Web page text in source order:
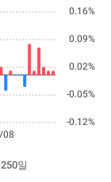
250일